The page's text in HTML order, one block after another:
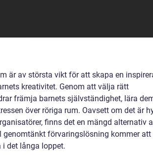
är av största vikt för att skapa en
kreativitet. Genom att välja rätt
främja barnets självständighet, lära
över röriga rum. Oavsett om det är
finns det en mängd alternativ
genomtänkt förvaringslösning kommer att
det långa loppet.